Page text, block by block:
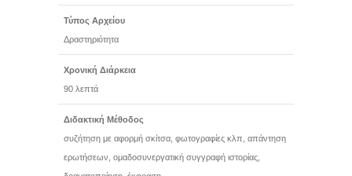
Τύπος Αρχείου
Δραστηριότητα
Χρονική Διάρκεια
90 λεπτά
Διδακτική Μέθοδος
συζήτηση με αφορμή σκίτσα, φωτογραφίες κλπ, απάντηση
ερωτήσεων, ομαδοσυνεργατική συγγραφή ιστορίας,